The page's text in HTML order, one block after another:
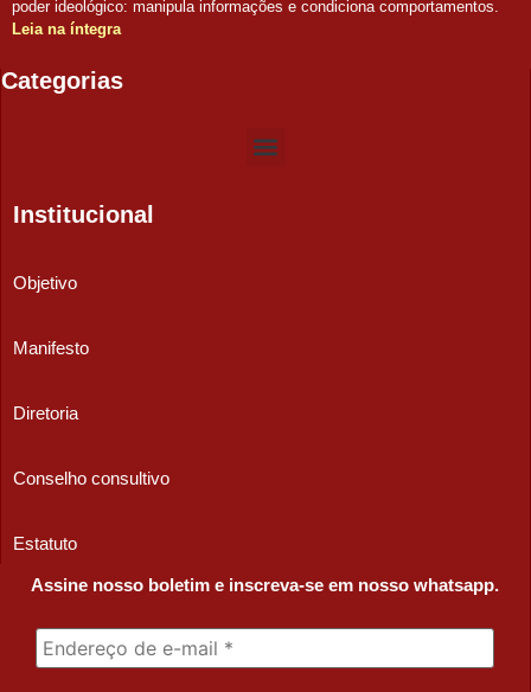
poder ideológico: manipula informações e condiciona comportamentos.
Leia na íntegra
Categorias
Institucional
Objetivo
Manifesto
Diretoria
Conselho consultivo
Estatuto
Assine nosso boletim e inscreva-se em nosso whatsapp.